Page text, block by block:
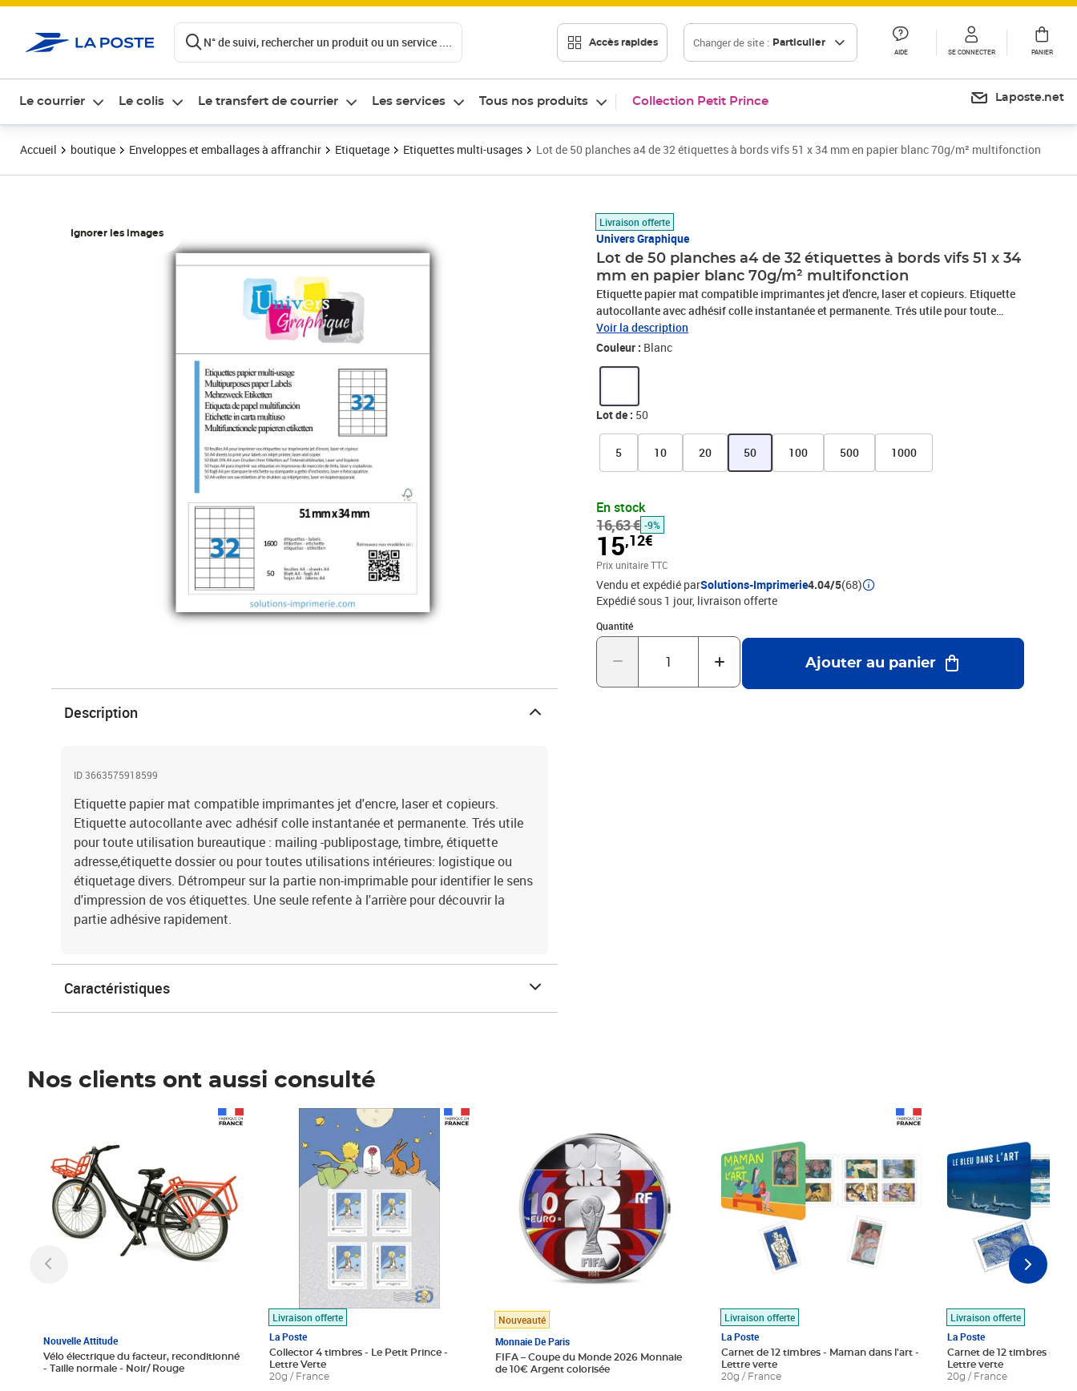
N° de suivi, rechercher un produit ou un service .... Accès rapides Changer de site : Particulier
AIDE SE CONNECTER PANIER
Le courrier Le colis Le transfert de courrier Les services Tous nos produits Collection Petit Prince Laposte.net
Accueil boutique Enveloppes et emballages à affranchir Etiquetage Etiquettes multi-usages Lot de 50 planches a4 de 32 étiquettes à bords vifs 51 x 34 mm en papier blanc 70g/m² multifonction
Ignorer les images
Livraison offerte
Univers Graphique
Lot de 50 planches a4 de 32 étiquettes à bords vifs 51 x 34
mm en papier blanc 70g/m² multifonction
Etiquette papier mat compatible imprimantes jet d'encre, laser et copieurs. Etiquette
autocollante avec adhésif colle instantanée et permanente. Trés utile pour toute
utilisation bureautique : mailing -publipostage, timbre, étiquette adresse,étiquette
dossier ou pour toutes utilisations intérieures: logistique ou étiquetage divers.
Voir la description
Couleur : Blanc
Lot de : 50
5 10 20 50 100 500 1000
En stock
16,63 €
Prix barré 16,63 €
-9%
15,12€
Prix 15,12€
Prix unitaire TTC
Vendu et expédié parSolutions-Imprimerie4.04/5(68)
Expédié sous 1 jour livraison offerte
Quantité
Quantité : 1
Ajouter au panier
Description
ID 3663575918599
Etiquette papier mat compatible imprimantes jet d'encre, laser et copieurs.
Etiquette autocollante avec adhésif colle instantanée et permanente. Trés utile
pour toute utilisation bureautique : mailing -publipostage, timbre, étiquette
adresse,étiquette dossier ou pour toutes utilisations intérieures: logistique ou
étiquetage divers. Détrompeur sur la partie non-imprimable pour identifier le sens
d'impression de vos étiquettes. Une seule refente à l'arrière pour découvrir la
partie adhésive rapidement.
Caractéristiques
Nos clients ont aussi consulté
Nouvelle Attitude
Vélo électrique du facteur, reconditionné
- Taille normale - Noir/ Rouge
Livraison offerte
La Poste
Collector 4 timbres - Le Petit Prince -
Lettre Verte
20g / France
Prix 7,50€
Nouveauté
Monnaie De Paris
FIFA – Coupe du Monde 2026 Monnaie
de 10€ Argent colorisée
Livraison offerte
La Poste
Carnet de 12 timbres - Maman dans l'art -
Lettre verte
20g / France
Livraison offerte
La Poste
Carnet de 12 timbres - Le
Lettre verte
20g / France